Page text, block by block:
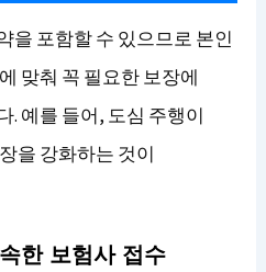
을 포함할 수 있으므로 본인
맞춰 꼭 필요한 보장에
. 예를 들어, 도심 주행이
을 강화하는 것이
한 보험사 접수